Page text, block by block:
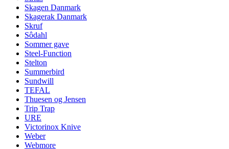
Skagen Danmark
Skagerak Danmark
Skruf
Sôdahl
Sommer gave
Steel-Function
Stelton
Summerbird
Sundwill
TEFAL
Thuesen og Jensen
Trip Trap
URE
Victorinox Knive
Weber
Webmore